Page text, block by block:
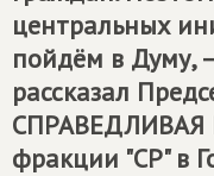
центральных
пойдём в Думу,
рассказал
СПРАВЕДЛИВАЯ
фракции "СР" в